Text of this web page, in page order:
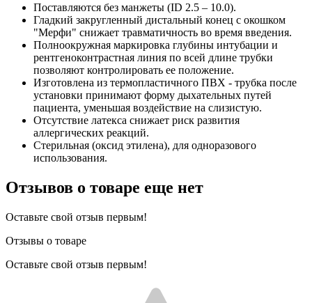
Поставляются без манжеты (ID 2.5 – 10.0).
Гладкий закругленный дистальный конец с окошком
"Мерфи" снижает травматичность во время введения.
Полноокружная маркировка глубины интубации и
рентгеноконтрастная линия по всей длине трубки
позволяют контролировать ее положение.
Изготовлена из термопластичного ПВХ - трубка после
установки принимают форму дыхательных путей
пациента, уменьшая воздействие на слизистую.
Отсутствие латекса снижает риск развития
аллергических реакций.
Стерильная (оксид этилена), для одноразового
использования.
Отзывов о товаре еще нет
Оставьте свой отзыв первым!
Отзывы о товаре
Оставьте свой отзыв первым!